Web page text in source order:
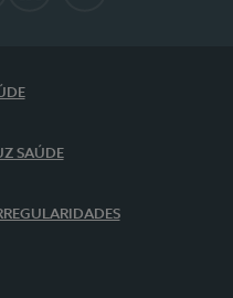
SAÚDE